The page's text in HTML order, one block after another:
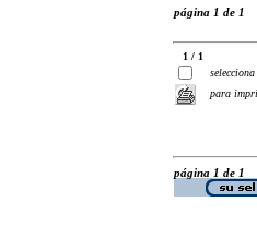
página 1 de 1
1 / 1
selecciona
para
página 1 de 1